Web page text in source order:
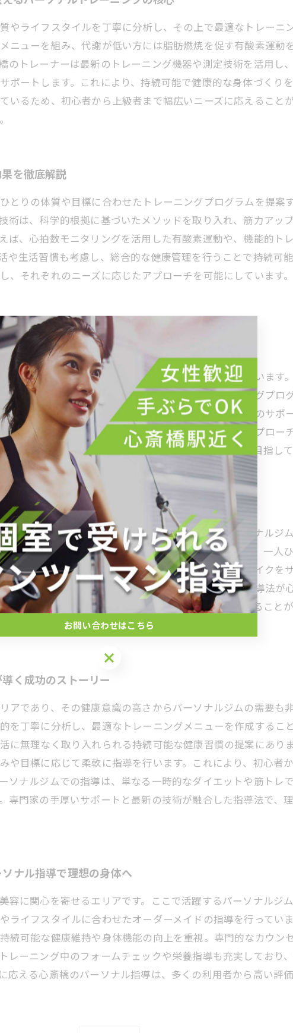
やライフスタイルを丁寧に分析し、その上で最適なトレーニ
ニューを組み、代謝が低い方には脂肪燃焼を促す有酸素運動
のトレーナーは最新のトレーニング機器や測定技術を活用し
ポートします。これにより、持続可能で健康的な身体づくり
いるため、初心者から上級者まで幅広いニーズに応えること
を徹底解説
とりの体質や目標に合わせたトレーニングプログラムを提案
術は、科学的根拠に基づいたメソッドを取り入れ、筋力アッ
ば、心拍数モニタリングを活用した有酸素運動や、機能的ト
や生活習慣も考慮し、総合的な健康管理を行うことで持続可
、それぞれのニーズに応じたアプローチを可能にしています
指導が導く中盤戦
くりのために「個別最適化された指導法」を重視しています
グと体力測定を行い、一人ひとりに合ったトレーニングプロ
チェックし、プログラムの調整やモチベーション維持のサポ
活用し、フォーム修正や栄養指導も含めた総合的なアプロー
者から上級者まで安心して挑戦できる環境づくりを目指し
よるパーソナル指導の総まとめ
容に高い関心を寄せるエリアです。この地域のパーソナルジ
初心者から上級者まで幅広い層のニーズに応えるため、一人
ングメニューを提供し、効果的で持続可能なボディメイクを
向上、メンタル面のケアも重視。こうした総合的な指導法が
ートを受けることで、誰もが自身の理想の体に近づけること
るための強力なパートナーとなります。
く成功のストーリー
アであり、その健康意識の高さからパーソナルジムの需要も
を丁寧に分析し、最適なトレーニングメニューを作成するこ
に無理なく取り入れられる持続可能な健康習慣の提案にあり
や目標に応じて柔軟に指導を行います。これにより、初心者
ソナルジムでの指導は、単なる一時的なダイエットや筋トレ
専門家の手厚いサポートと最新の技術が融合した指導法で、
ナル指導で理想の身体へ
容に関心を寄せるエリアです。ここで活躍するパーソナルジ
ライフスタイルに合わせたオーダーメイドの指導を行ってい
可能な健康維持や身体機能の向上を重視。専門的なカウン
レーニング中のフォームチェックや栄養指導も充実しており
応える心斎橋のパーソナル指導は、多くの利用者から高い評
お問い合わせはこちら